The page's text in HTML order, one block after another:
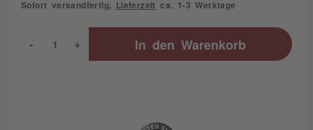
Sofort versandfertig, Lieferzeit ca. 1-3 Werktage
+
- In den Warenkorb